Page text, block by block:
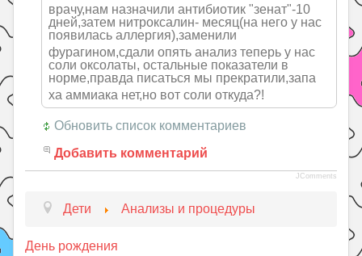
врачу,нам назначили антибиотик "зенат"-10
дней,затем нитроксалин- месяц(на него у нас
появилась аллергия),заменили
фурагином,сдали опять анализ теперь у нас
соли оксолаты, остальные показатели в
норме,правда писаться мы прекратили,запа
ха аммиака нет,но вот соли откуда?!
Обновить список комментариев
Добавить комментарий
JComments
Дети Анализы и процедуры
День рождения